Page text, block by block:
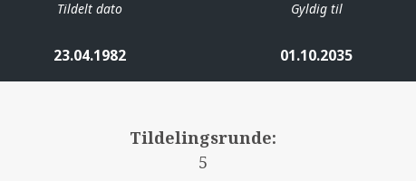
Tildelt dato
23.04.1982
Gyldig til
01.10.2035
Tildelingsrunde:
5